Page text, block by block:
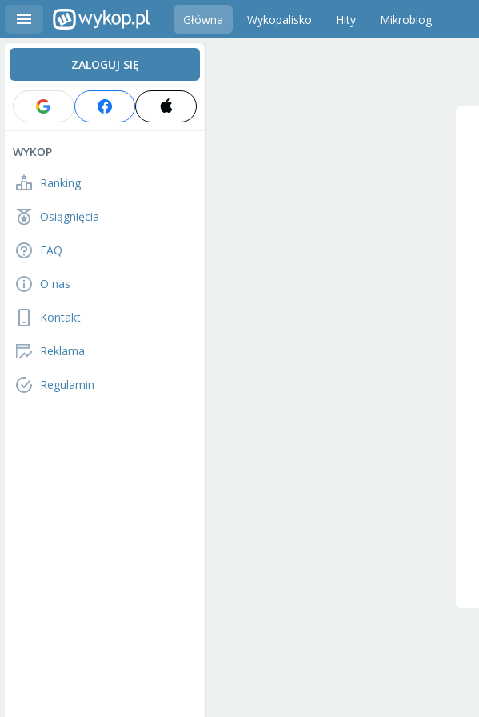
Główna Wykopalisko Hity Mikroblog
ZALOGUJ SIĘ
WYKOP
Ranking
Osiągnięcia
FAQ
O nas
Kontakt
Reklama
Regulamin